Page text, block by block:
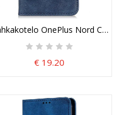
Tyyli OnePlus Nord CE
€ 19.20